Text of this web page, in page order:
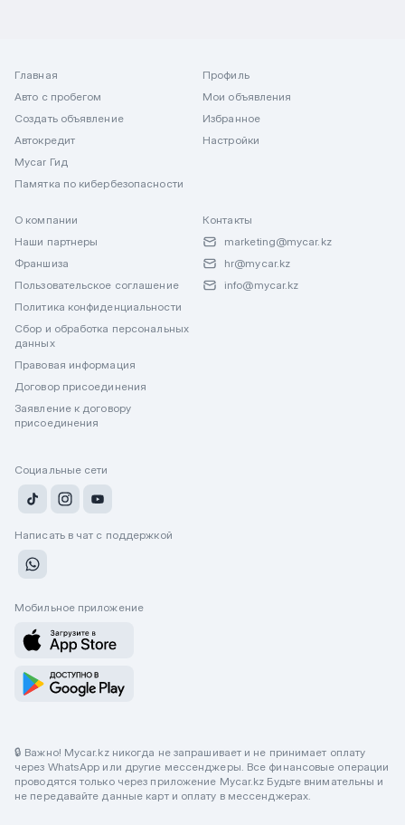
Главная
Авто с пробегом
Создать объявление
Автокредит
Mycar Гид
Памятка по кибербезопасности
Профиль
Мои объявления
Избранное
Настройки
О компании
Наши партнеры
Франшиза
Пользовательское соглашение
Политика конфиденциальности
Сбор и обработка персональных
данных
Правовая информация
Договор присоединения
Заявление к договору
присоединения
Контакты
marketing@mycar.kz
hr@mycar.kz
info@mycar.kz
Социальные сети
Написать в чат с поддержкой
Мобильное приложение
🔒 Важно! Mycar.kz никогда не запрашивает и не принимает оплату
через WhatsApp или другие мессенджеры. Все финансовые операции
проводятся только через приложение Mycar.kz Будьте внимательны и
не передавайте данные карт и оплату в мессенджерах.